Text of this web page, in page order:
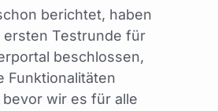
berichtet, haben
ersten Testrunde für
beschlossen,
Funktionalitäten
wir es für alle